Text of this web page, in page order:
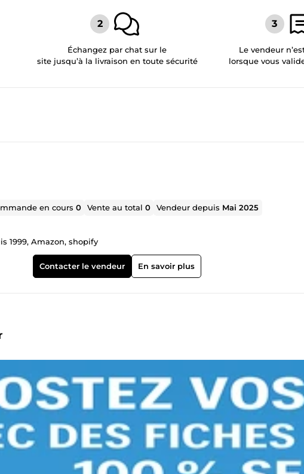
Échangez par chat sur le
site jusqu’à la livraison en toute sécurité
Le vendeur
lorsque vous
en cours0 Vente au total0 Vendeur depuis Mai 2025
1999, Amazon, shopify
Contacter le vendeur En savoir plus